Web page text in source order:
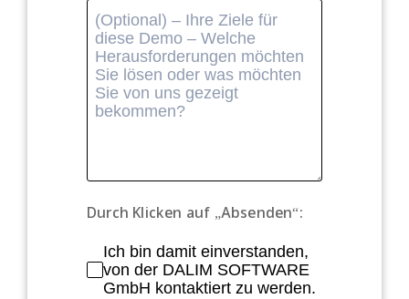
Durch Klicken auf „Absenden“:
Ich bin damit einverstanden,
von der DALIM SOFTWARE
GmbH kontaktiert zu werden.